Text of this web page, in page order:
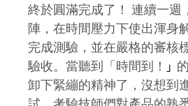
終於圓滿完成了！ 連續一週
陣，在時間壓力下使出渾身
完成測驗，並在嚴格的審核
驗收。當聽到「時間到！ 」
卸下緊繃的精神了，沒想到